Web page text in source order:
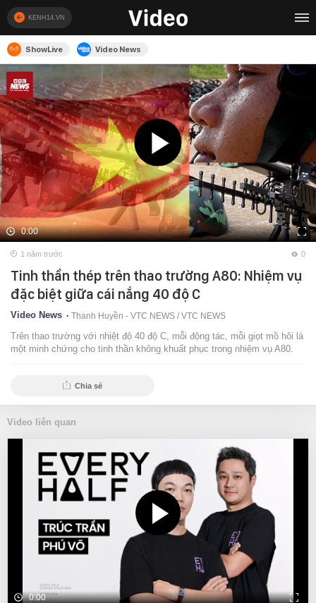
KENH14.VN
ShowLive Video News
0:00
1 năm trước 0
Tinh thần thép trên thao trường A80: Nhiệm vụ
đặc biệt giữa cái nắng 40 độ C
Video News Thanh Huyền - VTC NEWS / VTC NEWS
Trên thao trường với nhiệt độ 40 độ C, mỗi động tác, mỗi giọt mồ hôi là
một minh chứng cho tinh thần không khuất phục trong nhiệm vụ A80.
Chia sẻ
Video liên quan
0:00